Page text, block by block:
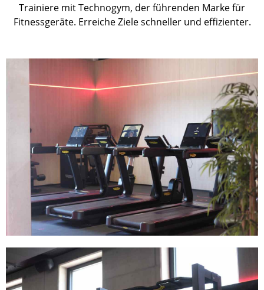
Trainiere mit Technogym, der führenden Marke für
Fitnessgeräte. Erreiche Ziele schneller und effizienter.